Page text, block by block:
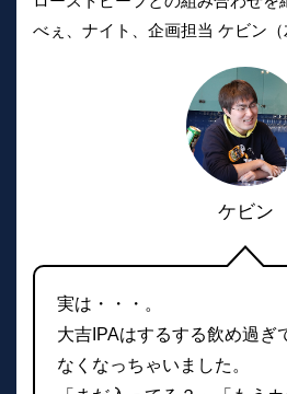
べぇ、ナイト、企画担当 ケビン（
ケビン
実は・・・。
大吉IPAはするする飲め過ぎ
なくなっちゃいました。